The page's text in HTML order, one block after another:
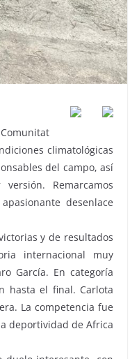
climatológicas
del campo, así
Remarcamos
desenlace
y de resultados
internacional muy
García. En categoría
hasta el final. Carlota
La competencia fue
deportividad de Africa